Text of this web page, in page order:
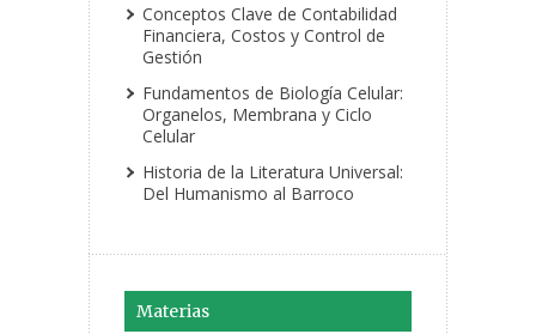
Conceptos Clave de Contabilidad
Financiera, Costos y Control de
Gestión
Fundamentos de Biología Celular:
Organelos, Membrana y Ciclo
Celular
Historia de la Literatura Universal:
Del Humanismo al Barroco
Materias